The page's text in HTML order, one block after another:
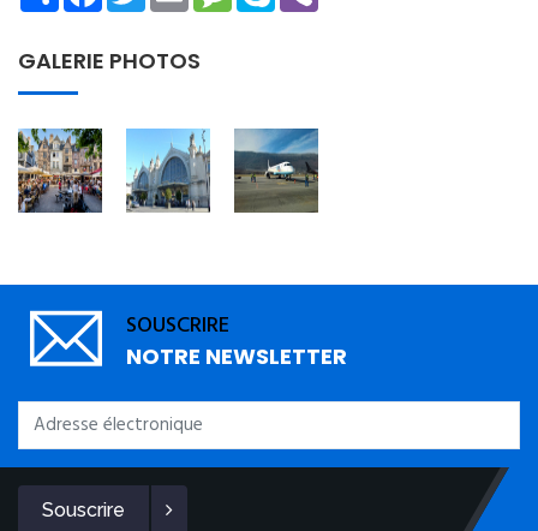
GALERIE PHOTOS
SOUSCRIRE
NOTRE NEWSLETTER
Souscrire